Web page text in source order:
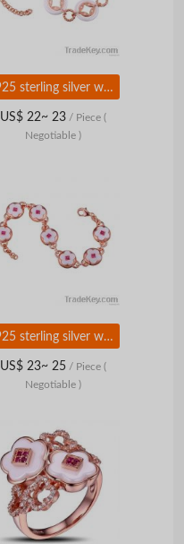
925 sterling silver with ceramic bracelets
US$ 22~ 23/ Piece (
Negotiable )
925 sterling silver with ceramic bracelet
US$ 23~ 25/ Piece (
Negotiable )